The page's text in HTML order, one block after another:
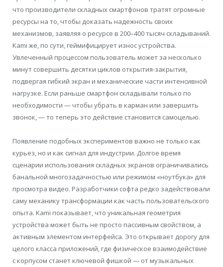
что производители складных смартфонов тратят огромные
ресурсы на то, чтобы доказать надежность своих
механизмов, заявляя о ресурсе в 200–400 тысяч складываний.
Kami же, по сути, геймифицирует износ устройства.
Увлеченный процессом пользователь может за несколько
минут совершить десятки циклов открытия-закрытия,
подвергая гибкий экран и механические части интенсивной
нагрузке. Если раньше смартфон складывали только по
необходимости — чтобы убрать в карман или завершить
звонок, — то теперь это действие становится самоцелью.
Появление подобных экспериментов важно не только как
курьез, но и как сигнал для индустрии. Долгое время
сценарии использования складных экранов ограничивались
банальной многозадачностью или режимом «ноутбука» для
просмотра видео. Разработчики софта редко задействовали
саму механику трансформации как часть пользовательского
опыта. Kami показывает, что уникальная геометрия
устройства может быть не просто пассивным свойством, а
активным элементом интерфейса. Это открывает дорогу для
целого класса приложений, где физическое взаимодействие
с корпусом станет ключевой фишкой — от музыкальных